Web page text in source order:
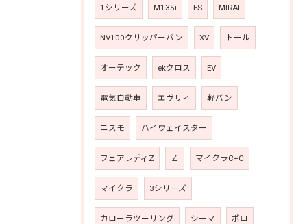
1シリーズ M135i ES MIRAI
NV100クリッパーバン XV トール
オーテック ekクロス EV
電気自動車 エヴリィ 軽バン
ニスモ ハイウェイスター
フェアレディZ Ｚ マイクラC+C
マイクラ 3シリーズ
カローラツーリング シーマ ポロ